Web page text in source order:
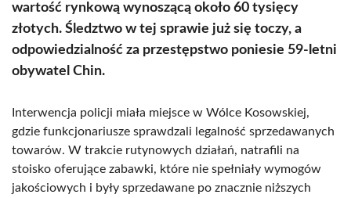
wartość rynkową wynoszącą około 60 tysięcy
złotych. Śledztwo w tej sprawie już się toczy, a
odpowiedzialność za przestępstwo poniesie 59-letni
obywatel Chin.
Interwencja policji miała miejsce w Wólce Kosowskiej,
gdzie funkcjonariusze sprawdzali legalność sprzedawanych
towarów. W trakcie rutynowych działań, natrafili na
stoisko oferujące zabawki, które nie spełniały wymogów
jakościowych i były sprzedawane po znacznie niższych